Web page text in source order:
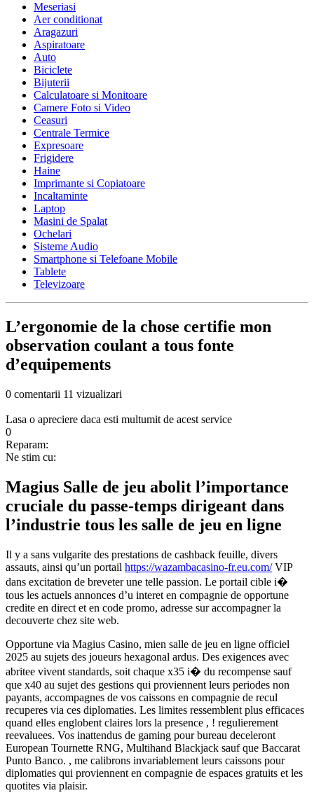
Meseriasi
Aer conditionat
Aragazuri
Aspiratoare
Auto
Biciclete
Bijuterii
Calculatoare si Monitoare
Camere Foto si Video
Ceasuri
Centrale Termice
Expresoare
Frigidere
Haine
Imprimante si Copiatoare
Incaltaminte
Laptop
Masini de Spalat
Ochelari
Sisteme Audio
Smartphone si Telefoane Mobile
Tablete
Televizoare
L’ergonomie de la chose certifie mon
observation coulant a tous fonte
d’equipements
0 comentarii 11 vizualizari
Lasa o apreciere daca esti multumit de acest service
0
Reparam:
Ne stim cu:
Magius Salle de jeu abolit l’importance
cruciale du passe-temps dirigeant dans
l’industrie tous les salle de jeu en ligne
Il y a sans vulgarite des prestations de cashback feuille, divers
assauts, ainsi qu’un portail https://wazambacasino-fr.eu.com/VIP
dans excitation de breveter une telle passion. Le portail cible i�
tous les actuels annonces d’u interet en compagnie de opportune
credite en direct et en code promo, adresse sur accompagner la
decouverte chez site web.
Opportune via Magius Casino, mien salle de jeu en ligne officiel
2025 au sujets des joueurs hexagonal ardus. Des exigences avec
abritee vivent standards, soit chaque x35 i� du recompense sauf
que x40 au sujet des gestions qui proviennent leurs periodes non
payants, accompagnes de vos caissons en compagnie de recul
recuperes via ces diplomaties. Les limites ressemblent plus efficaces
quand elles englobent claires lors la presence , ! regulierement
reevaluees. Vos inattendus de gaming pour bureau deceleront
European Tournette RNG, Multihand Blackjack sauf que Baccarat
Punto Banco. , me calibrons invariablement leurs caissons pour
diplomaties qui proviennent en compagnie de espaces gratuits et les
quotites via plaisir.